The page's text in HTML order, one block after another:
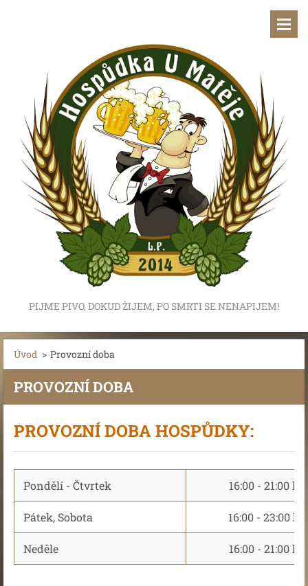
PIJME PIVO, DOKUD ŽIJEM, PO SMRTI SE NENAPIJEM!
Úvod > Provozní doba
PROVOZNÍ DOBA
PROVOZNÍ DOBA HOSPŮDKY:
Pondělí - Čtvrtek 16:00 - 21:00
Pátek, Sobota 16:00 - 23:00
Neděle 16:00 - 21:00